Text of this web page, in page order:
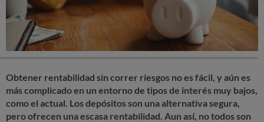
Obtener rentabilidad sin correr riesgos no es fácil, y aún es
más complicado en un entorno de tipos de interés muy bajos,
como el actual. Los depósitos son una alternativa segura,
pero ofrecen una escasa rentabilidad. Aun así, no todos son